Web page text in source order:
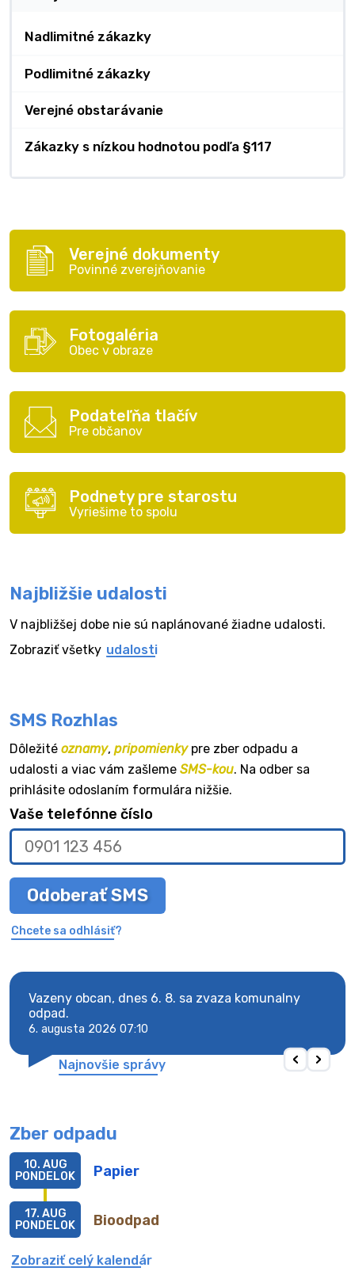
Nadlimitné zákazky
Podlimitné zákazky
Verejné obstarávanie
Zákazky s nízkou hodnotou podľa §117
Verejné dokumenty
Povinné zverejňovanie
Fotogaléria
Obec v obraze
Podateľňa tlačív
Pre občanov
Podnety pre starostu
Vyriešime to spolu
Najbližšie udalosti
V najbližšej dobe nie sú naplánované žiadne udalosti.
Zobraziť všetky udalosti
SMS Rozhlas
Dôležité oznamy, pripomienkypre zber odpadu a
udalosti a viac vám zašleme SMS-kou. Na odber sa
prihlásite odoslaním formulára nižšie.
Vaše telefónne číslo
Odoberať SMS
Chcete sa odhlásiť?
Vazeny obcan, dnes 6. 8. sa zvaza komunalny
odpad.
6. augusta 2026 07:10
Najnovšie správy
Zber odpadu
Papier
10. AUG
PONDELOK
Bioodpad
17. AUG
PONDELOK
Zobraziť celý kalendár